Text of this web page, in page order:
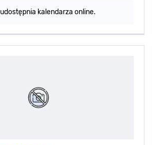
kalendarza online.